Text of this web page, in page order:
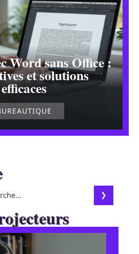
Word sans Office :
et solutions
efficaces